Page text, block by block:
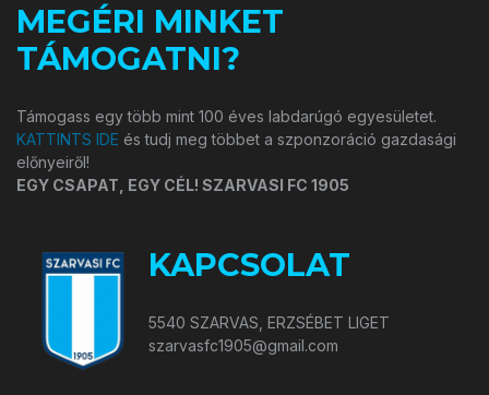
MEGÉRI MINKET
TÁMOGATNI?
Támogass egy több mint 100 éves labdarúgó egyesületet.
KATTINTS IDE és tudj meg többet a szponzoráció gazdasági
előnyeiről!
EGY CSAPAT, EGY CÉL! SZARVASI FC 1905
KAPCSOLAT
5540 SZARVAS, ERZSÉBET LIGET
szarvasfc1905@gmail.com